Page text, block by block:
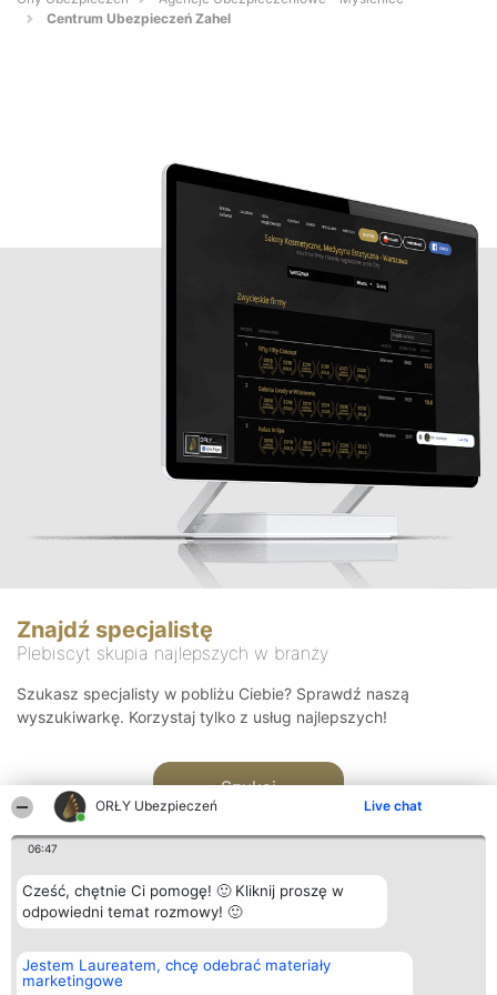
ORŁY Ubezpieczeń Live chat
06:47
Cześć, chętnie Ci pomogę! 🙂 Kliknij proszę w
odpowiedni temat rozmowy! 🙂
Jestem Laureatem, chcę odebrać materiały
marketingowe
Centrum Ubezpieczeń Zahel
Znajdź specjalistę
Plebiscyt skupia najlepszych w branży
Szukasz specjalisty w pobliżu Ciebie? Sprawdź naszą
wyszukiwarkę. Korzystaj tylko z usług najlepszych!
Szukaj
Organizator plebiscytu
Bright Side Solutions sp. z o.
o. sp. k.
Plebiscyt
Laureaci
Kontakt
Kontakt